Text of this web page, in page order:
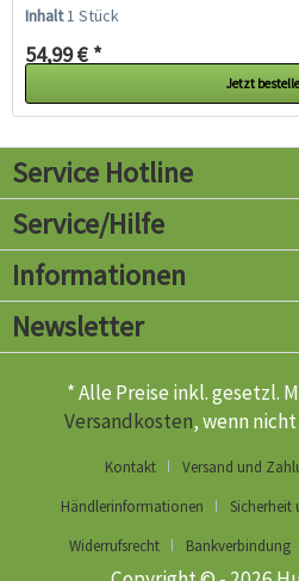
Inhalt1 Stück
54,99 € *
Jetzt
Service Hotline
Service/Hilfe
Informationen
Newsletter
* Alle Preise inkl. gesetzl.
Versandkosten, wenn
Kontakt
Versand und
Händlerinformationen
Sicherheit
Widerrufsrecht
Bankverbindung